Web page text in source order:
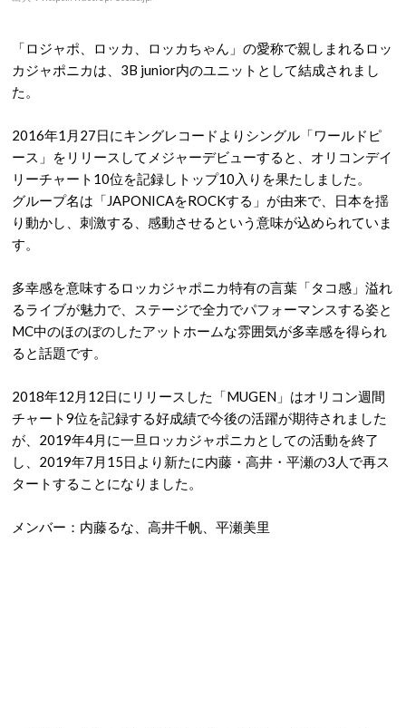
「ロジャポ、ロッカ、ロッカちゃん」の愛称で親しまれるロッ
カジャポニカは、3B junior内のユニットとして結成されまし
た。
2016年1月27日にキングレコードよりシングル「ワールドピ
ース」をリリースしてメジャーデビューすると、オリコンデイ
リーチャート10位を記録しトップ10入りを果たしました。
グループ名は「JAPONICAをROCKする」が由来で、日本を揺
り動かし、刺激する、感動させるという意味が込められていま
す。
多幸感を意味するロッカジャポニカ特有の言葉「タコ感」溢れ
るライブが魅力で、ステージで全力でパフォーマンスする姿と
MC中のほのぼのしたアットホームな雰囲気が多幸感を得られ
ると話題です。
2018年12月12日にリリースした「MUGEN」はオリコン週間
チャート9位を記録する好成績で今後の活躍が期待されました
が、2019年4月に一旦ロッカジャポニカとしての活動を終了
し、2019年7月15日より新たに内藤・高井・平瀬の3人で再ス
タートすることになりました。
メンバー：内藤るな、高井千帆、平瀬美里